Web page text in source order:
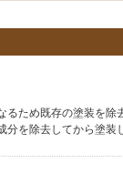
るため既存の塗装を除
を除去してから塗装